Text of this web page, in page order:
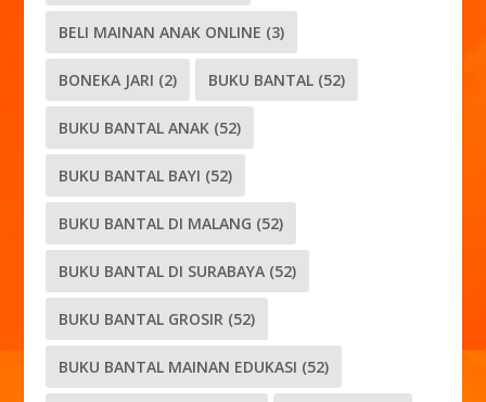
BELI MAINAN ANAK ONLINE (3)
BONEKA JARI (2) BUKU BANTAL (52)
BUKU BANTAL ANAK (52)
BUKU BANTAL BAYI (52)
BUKU BANTAL DI MALANG (52)
BUKU BANTAL DI SURABAYA (52)
BUKU BANTAL GROSIR (52)
BUKU BANTAL MAINAN EDUKASI (52)